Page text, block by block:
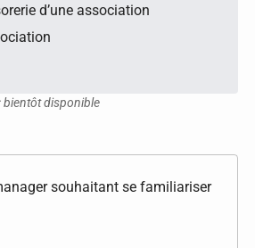
d’une association
bientôt disponible
souhaitant se familiariser